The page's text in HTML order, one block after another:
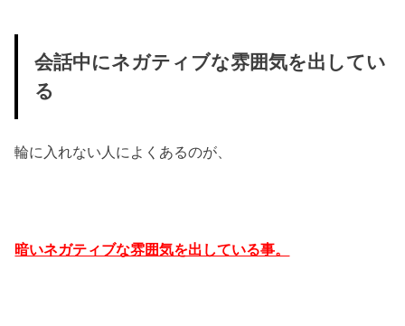
会話中にネガティブな雰囲気を出してい
る
輪に入れない人によくあるのが、
暗いネガティブな雰囲気を出している事。